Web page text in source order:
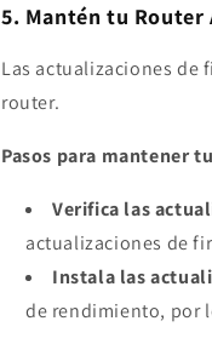
5. Mantén tu Router
Las actualizaciones de
router.
Pasos para mantener
Verifica las
actualizaciones de
Instala las
de rendimiento, por